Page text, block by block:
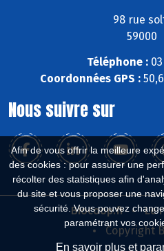
Afin de vous offrir la meilleure
des cookies : pour assurer une
récolter des statistiques afin
du site et vous proposer une
sécurité. Vous pouvez
paramétrant vos
En savoir plus et
98 rue
59000
Téléphone :
Coordonnées GPS :
Nous suivre sur
Biocoop.fr
Le
Copyright